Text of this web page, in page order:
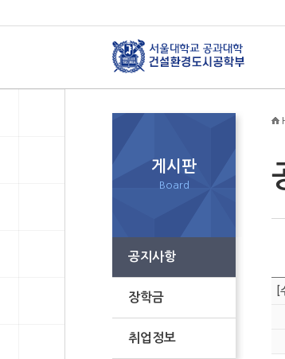
게시판
Board
공지사항
장학금
취업정보
[